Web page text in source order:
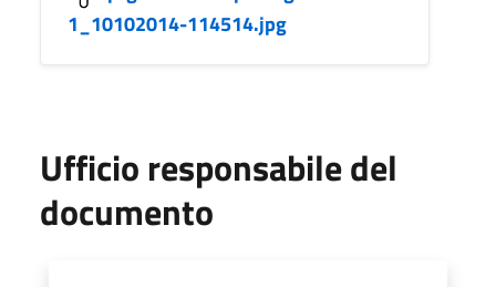
1_10102014-114514.jpg
Ufficio responsabile del
documento